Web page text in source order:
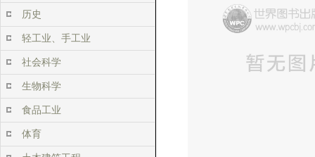
历史
轻工业、手工业
社会科学
生物科学
食品工业
体育